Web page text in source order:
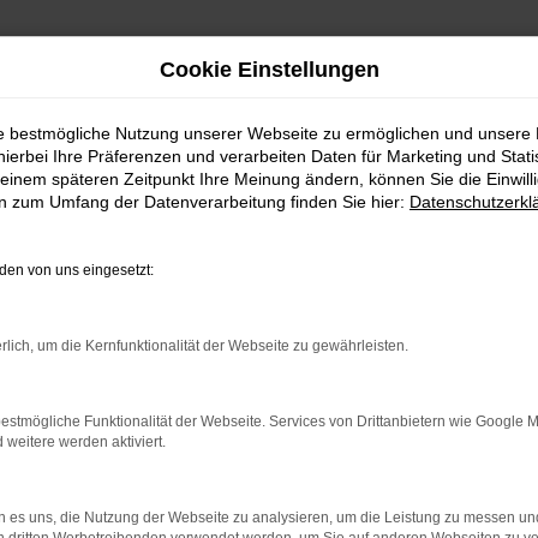
2 Möglichkeiten. Sehen Sie sich mit Klick auf „Unser
Probefahren. Oder Sie klicken auf den Button
können wir dann für Sie beschaffen. Wir freuen uns auf
Cookie Einstellungen
bestmögliche Nutzung unserer Webseite zu ermöglichen und unsere
Ihre Präferenzen und verarbeiten Daten für Marketing und
späteren Zeitpunkt Ihre Meinung ändern, können Sie die
zum Umfang der Datenverarbeitung finden Sie hier:
von uns eingesetzt:
um die Kernfunktionalität der Webseite zu gewährleisten.
Funktionalität der Webseite. Services von Drittanbietern wie Google
weitere werden aktiviert.
es uns, die Nutzung der Webseite zu analysieren, um die Leistung zu messen